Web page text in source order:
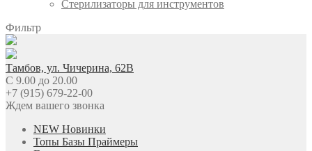
Стерилизаторы для инструментов
Фильтр
Тамбов, ул. Чичерина, 62В
C 9.00 до 20.00
+7 (915) 679-22-00
Ждем вашего звонка
NEW Новинки
Топы Базы Праймеры